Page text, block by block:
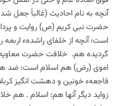
آنچه به نام احادیث (غالباً جعل
حضرت نبی کریم (ص) روایت و
است؛ آنچه از خلفای راشدهء
گردیده هم. خلافت حضرت
اموی (رض) هم اسلام است؛ ضد ها
فاجعهء خونین و دهشت انگیز
زواید دیگر آنها هم؛ اسلام . هم